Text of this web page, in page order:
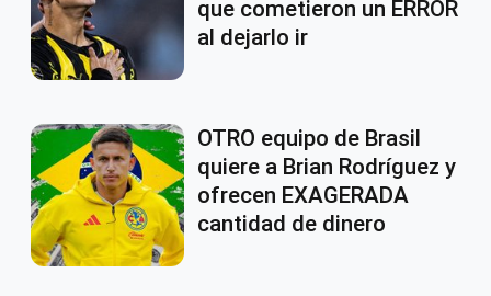
que cometieron un ERROR
al dejarlo ir
OTRO equipo de Brasil
quiere a Brian Rodríguez y
ofrecen EXAGERADA
cantidad de dinero